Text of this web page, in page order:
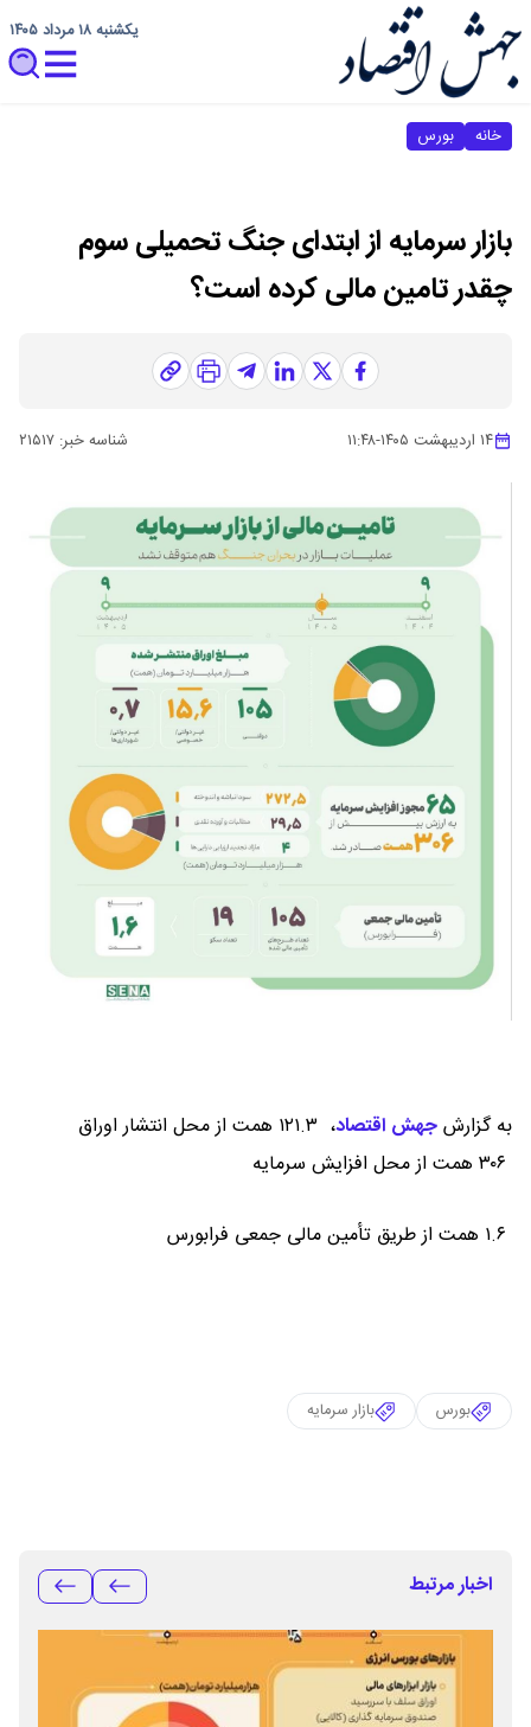
یکشنبه ۱۸ مرداد ۱۴۰۵
خانه بورس
بازار سرمایه از ابتدای جنگ تحمیلی سوم
چقدر تامین مالی کرده است؟
۱۴ اردیبهشت ۱۴۰۵ -۱۱:۴۸ شناسه خبر: ۲۱۵۱۷
به گزارشجهش اقتصاد،
بورس بازار سرمایه
اخبار مرتبط